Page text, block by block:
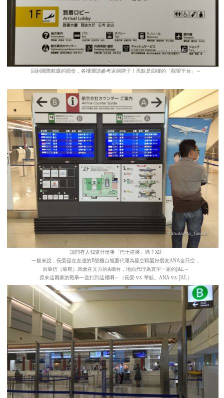
回到國際航廈的部份，各樓層請參考這個牌子！亮點是四樓的「觀望平台」～
請問有人知道什麼事「巴士搭乘」嗎？XD
一般來說，長榮是在左邊的B號櫃台地面代理為星空聯盟好朋友ANA全日空，
而華信（華航）就會在又方的A櫃台，地面代理為寰宇一家的JAL～
原來這兩家的戰爭一直打到這裡啊～（長榮 v.s. 華航、ANA v.s. JAL）